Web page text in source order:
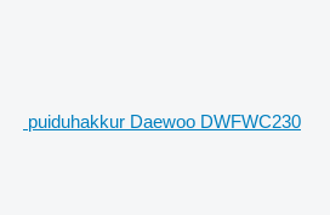
puiduhakkur Daewoo DWFWC230